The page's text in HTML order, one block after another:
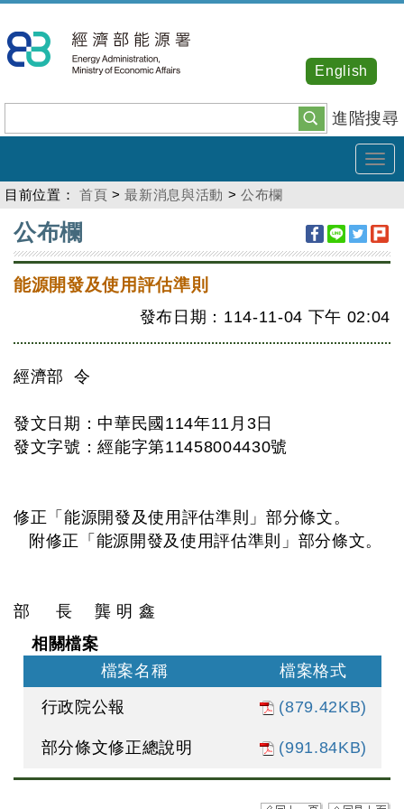
到
主
內
容
進階搜尋
English
目前位置： 首頁 >最新消息與活動 >公布欄
:::
公布欄
能源開發及使用評估準則
發布日期：114-11-04 下午 02:04
經濟部 令
發文日期：中華民國114年11月3日
發文字號：經能字第11458004430號
修正「能源開發及使用評估準則」部分條文。
附修正「能源開發及使用評估準則」部分條文。
部 長 龔 明 鑫
相關檔案
檔案名稱
檔案格式
行政院公報
(879.42KB)
部分條文修正總說明 (991.84KB)